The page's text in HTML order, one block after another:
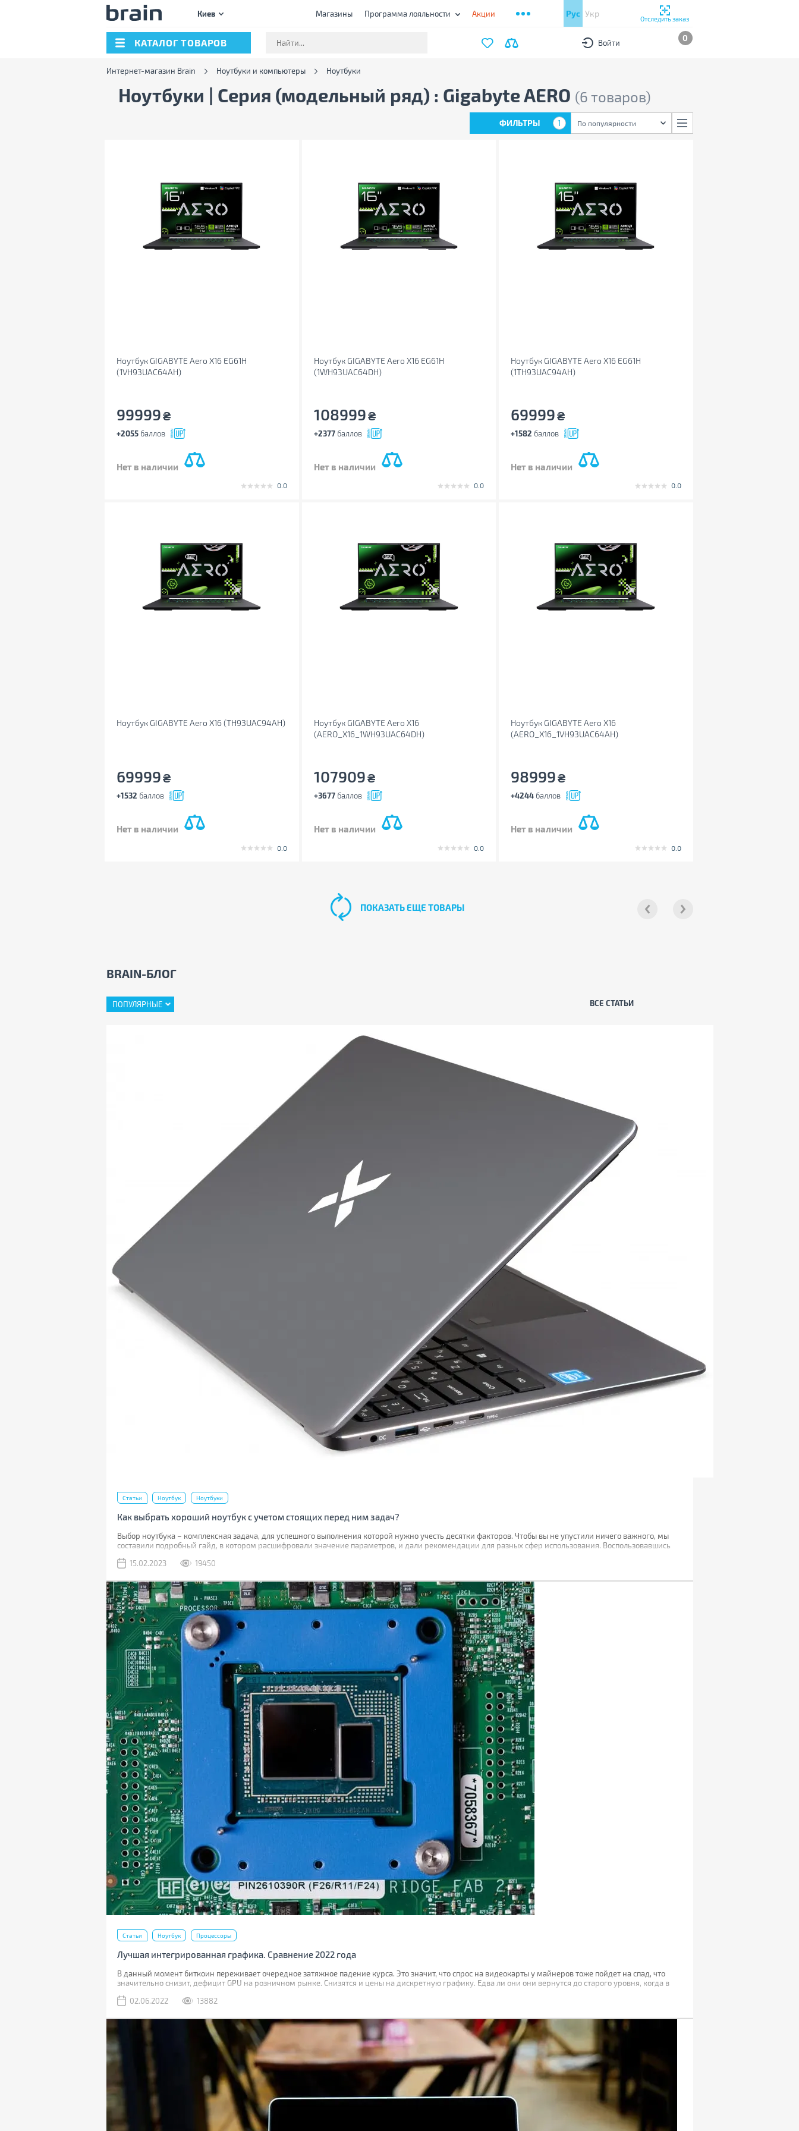
Киев Магазины Программа лояльности Акции Рус Укр
Отследить заказ
КАТАЛОГ ТОВАРОВ Войти 0
Интернет-магазин Brain Ноутбуки и компьютеры Ноутбуки
Ноутбуки | Серия (модельный ряд) : Gigabyte AERO (6 товаров)
ФИЛЬТРЫ 1 По популярности
Ноутбук GIGABYTE Aero X16 EG61H
(1VH93UAC64AH)
99999₴
+2055 баллов
Нет в наличии
0.0
Ноутбук GIGABYTE Aero X16 EG61H
(1WH93UAC64DH)
108999₴
+2377баллов
Нет в наличии
0.0
Ноутбук GIGABYTE Aero X16 EG61H
(1TH93UAC94AH)
69999₴
+1582 баллов
Нет в наличии
0.0
Ноутбук GIGABYTE Aero X16 (TH93UAC94AH)
69999₴
+1532 баллов
Нет в наличии
0.0
Ноутбук GIGABYTE Aero X16
(AERO_X16_1WH93UAC64DH)
107909₴
+3677баллов
Нет в наличии
0.0
Ноутбук GIGABYTE Aero X16
(AERO_X16_1VH93UAC64AH)
98999₴
+4244 баллов
Нет в наличии
0.0
ПОКАЗАТЬ ЕЩЕ ТОВАРЫ
BRAIN-БЛОГ
ПОПУЛЯРНЫЕ ВСЕ СТАТЬИ
Статьи Ноутбук Ноутбуки
Как выбрать хороший ноутбук с учетом стоящих перед ним задач?
Выбор ноутбука – комплексная задача, для успешного выполнения которой нужно учесть десятки факторов. Чтобы вы не упустили ничего важного, мы
составили подробный гайд, в котором расшифровали значение параметров, и дали рекомендации для разных сфер использования. Воспользовавшись
15.02.2023
19450
Статьи Ноутбук Процессоры
Лучшая интегрированная графика. Сравнение 2022 года
В данный момент биткоин переживает очередное затяжное падение курса. Это значит, что спрос на видеокарты у майнеров тоже пойдет на спад, что
значительно снизит, дефицит GPU на розничном рынке. Снизятся и цены на дискретную графику. Едва ли они они вернутся до старого уровня, когда в
02.06.2022
13882